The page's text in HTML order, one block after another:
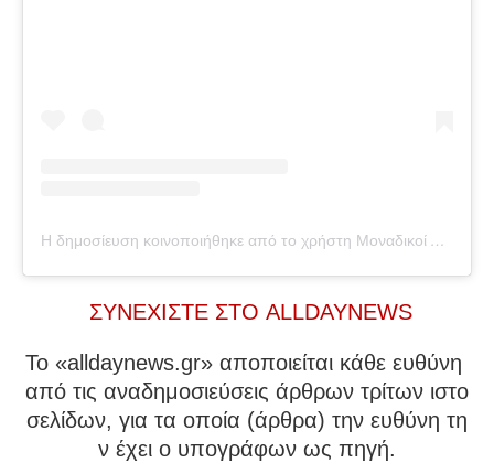
Η δημοσίευση κοινοποιήθηκε από το χρήστη Μοναδικοί Άνθρωποι (@monadikoi.anthropoi)
ΣΥΝΕΧΙΣΤΕ ΣΤΟ ALLDAYNEWS
To «alldaynews.gr» αποποιείται κάθε ευθύνη
από τις αναδημοσιεύσεις άρθρων τρίτων ιστο
σελίδων, για τα οποία (άρθρα) την ευθύνη τη
ν έχει ο υπογράφων ως πηγή.